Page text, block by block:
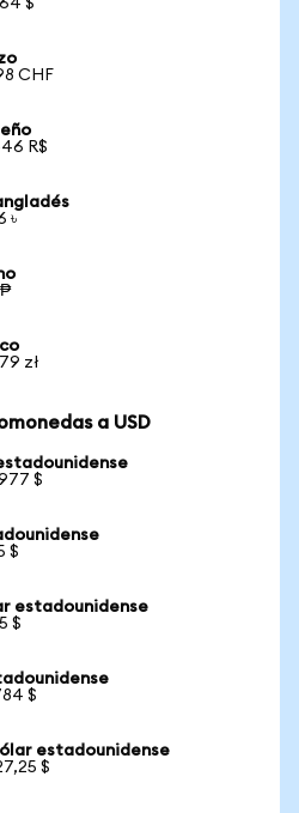
$
CHF
R$
৳
zł
a USD
$
$
estadounidense
$
$
estadounidense
$